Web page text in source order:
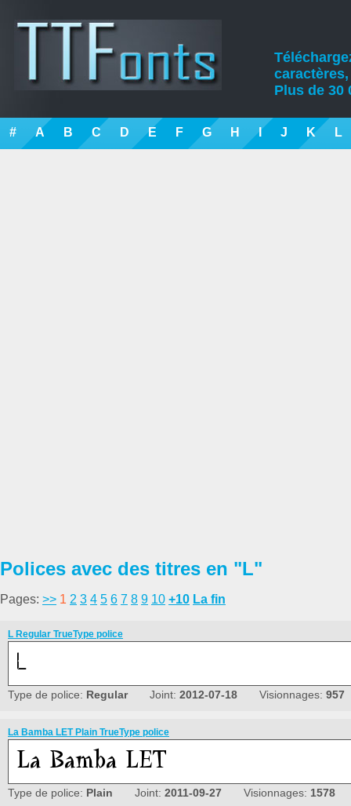
Plus de 30
# A B C D E F G H I J K L
Polices avec des titres en "L"
Pages: >> 1 2 3 4 5 6 7 8 9 10 +10 La fin
L Regular TrueType police
Type de police: RegularJoint: 2012-07-18 Visionnages: 957
La Bamba LET Plain TrueType police
Type de police: Plain Joint: 2011-09-27 Visionnages: 1578